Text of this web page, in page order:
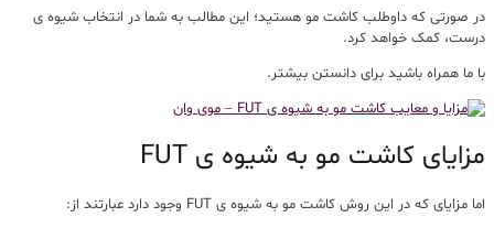
در صورتی که داوطلب کاشت مو هستید؛ این مطالب به شما در انتخاب شیوه ی
درست، کمک خواهد کرد.
با ما همراه باشید برای دانستن بیشتر.
مزایای کاشت مو به شیوه ی FUT
اما مزایای که در این روش کاشت مو به شیوه ی FUT وجود دارد عبارتند از: